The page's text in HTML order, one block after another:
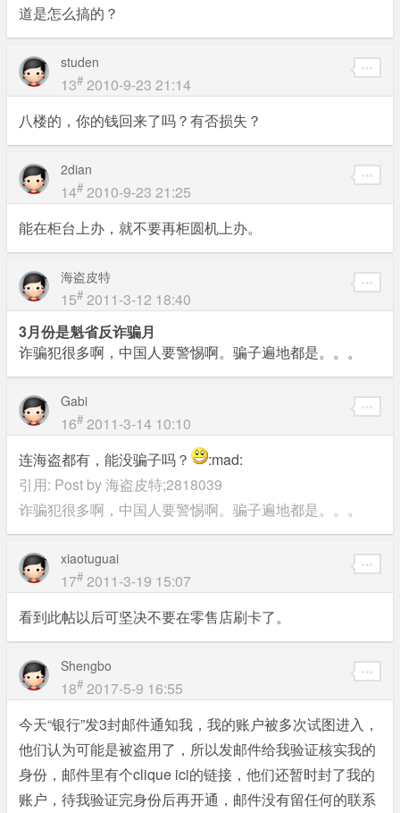
道是怎么搞的？
studen
13# 2010-9-23 21:14
八楼的，你的钱回来了吗？有否损失？
2dian
14# 2010-9-23 21:25
能在柜台上办，就不要再柜圆机上办。
海盗皮特
15# 2011-3-12 18:40
3月份是魁省反诈骗月
诈骗犯很多啊，中国人要警惕啊。骗子遍地都是。。。
Gabi
16# 2011-3-14 10:10
连海盗都有，能没骗子吗？
:mad:
引用: Post by海盗皮特;2818039
诈骗犯很多啊，中国人要警惕啊。骗子遍地都是。。。
xiaotuguai
17# 2011-3-19 15:07
看到此帖以后可坚决不要在零售店刷卡了。
Shengbo
18# 2017-5-9 16:55
今天“银行”发3封邮件通知我，我的账户被多次试图进入，
他们认为可能是被盗用了，所以发邮件给我验证核实我的
身份，邮件里有个clique ici的链接，他们还暂时封了我的
账户，待我验证完身份后再开通，邮件没有留任何的联系